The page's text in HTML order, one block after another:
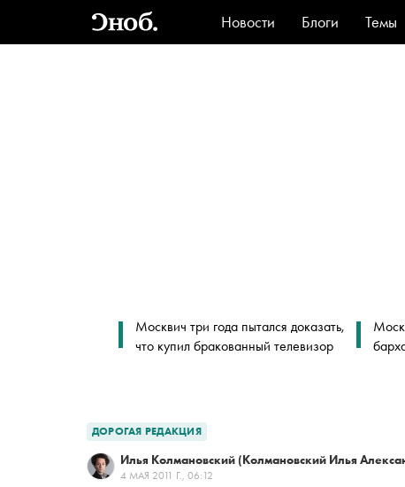
Новости Блоги Темы
Стиль
Москвич три года пытался доказать,
что купил бракованный телевизор
ДОРОГАЯ РЕДАКЦИЯ
Илья Колмановский (Колмановский Илья
4 МАЯ 2011 Г., 06:12